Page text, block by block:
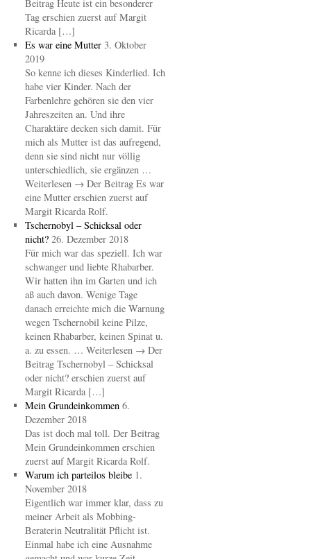
Beitrag Heute ist ein besonderer
Tag erschien zuerst auf Margit
Ricarda […]
Es war eine Mutter 3. Oktober
2019
So kenne ich dieses Kinderlied. Ich
habe vier Kinder. Nach der
Farbenlehre gehören sie den vier
Jahreszeiten an. Und ihre
Charaktäre decken sich damit. Für
mich als Mutter ist das aufregend,
denn sie sind nicht nur völlig
unterschiedlich, sie ergänzen …
Weiterlesen → Der Beitrag Es war
eine Mutter erschien zuerst auf
Margit Ricarda Rolf.
Tschernobyl – Schicksal oder
nicht? 26. Dezember 2018
Für mich war das speziell. Ich war
schwanger und liebte Rhabarber.
Wir hatten ihn im Garten und ich
aß auch davon. Wenige Tage
danach erreichte mich die Warnung
wegen Tschernobil keine Pilze,
keinen Rhabarber, keinen Spinat u.
a. zu essen. … Weiterlesen → Der
Beitrag Tschernobyl – Schicksal
oder nicht? erschien zuerst auf
Margit Ricarda […]
Mein Grundeinkommen 6.
Dezember 2018
Das ist doch mal toll. Der Beitrag
Mein Grundeinkommen erschien
zuerst auf Margit Ricarda Rolf.
Warum ich parteilos bleibe 1.
November 2018
Eigentlich war immer klar, dass zu
meiner Arbeit als Mobbing-
Beraterin Neutralität Pflicht ist.
Einmal habe ich eine Ausnahme